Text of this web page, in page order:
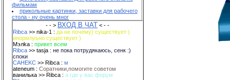
фильмам
прикольные картинки, заставки для рабочего
стола - ну очень мног